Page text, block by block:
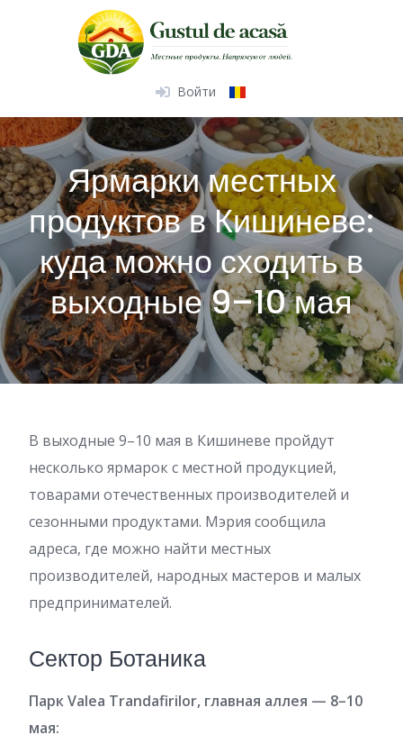
Войти
Ярмарки местных
продуктов в Кишиневе:
куда можно сходить в
выходные 9–10 мая
В выходные 9–10 мая в Кишиневе пройдут
несколько ярмарок с местной продукцией,
товарами отечественных производителей и
сезонными продуктами. Мэрия сообщила
адреса, где можно найти местных
производителей, народных мастеров и малых
предпринимателей.
Сектор Ботаника
Парк Valea Trandafirilor, главная аллея — 8–10
мая: